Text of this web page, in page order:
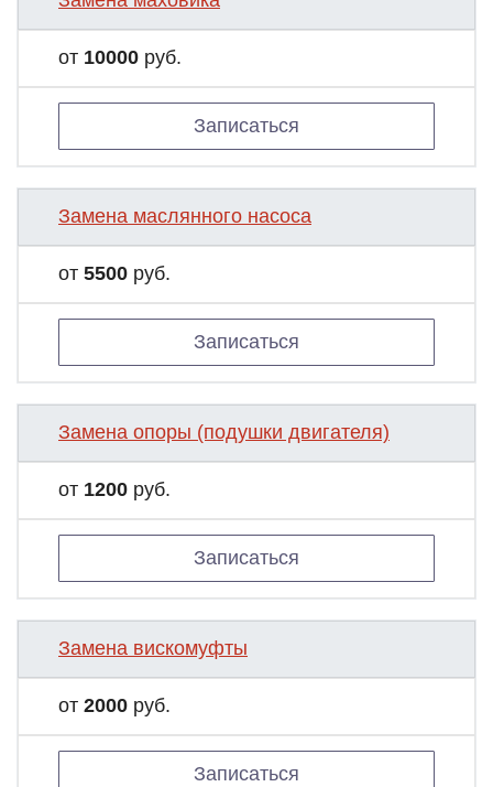
от 10000 руб.
Записаться
Замена маслянного насоса
от 5500 руб.
Записаться
Замена опоры (подушки двигателя)
от 1200 руб.
Записаться
Замена вискомуфты
от 2000 руб.
Записаться